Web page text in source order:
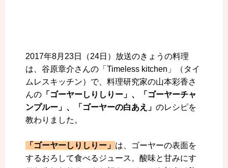
2017年8月23日（24日）放送のきょうの料理
は、谷原章介さんの「Timeless kitchen」（タイ
ムレスキッチン）で、 料理研究家の山本彩香さ
んの 「ゴーヤーしりしりー」、「ゴーヤーチャ
ンプルー」、「ゴーヤーの白あえ」 のレシピを
教わりました。
「ゴーヤーしりしりー」 は、ゴーヤーの表面を
するおろして食べるジュース。酸味と甘みにす